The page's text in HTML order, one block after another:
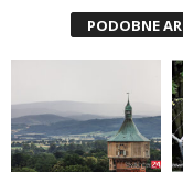
PODOBNE